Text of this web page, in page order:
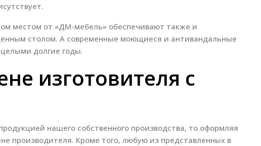
местом от «ДМ-мебель» обеспечивают также и
столом. А современные моющиеся и антивандальные
долгие годы.
изготовителя с
нашего собственного производства, то оформляя
производителя. Кроме того, любую из представленных в